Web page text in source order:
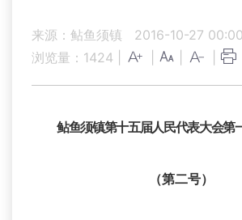
来源：鲇鱼须镇
2016-10-27 00:00
浏览量： 1424
鲇鱼须镇第十五届人民代表大会第
（第二号）